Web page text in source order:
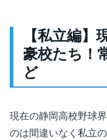
【私立編
豪校たち！
ど
現在の静岡高校野球
のは間違いなく私立